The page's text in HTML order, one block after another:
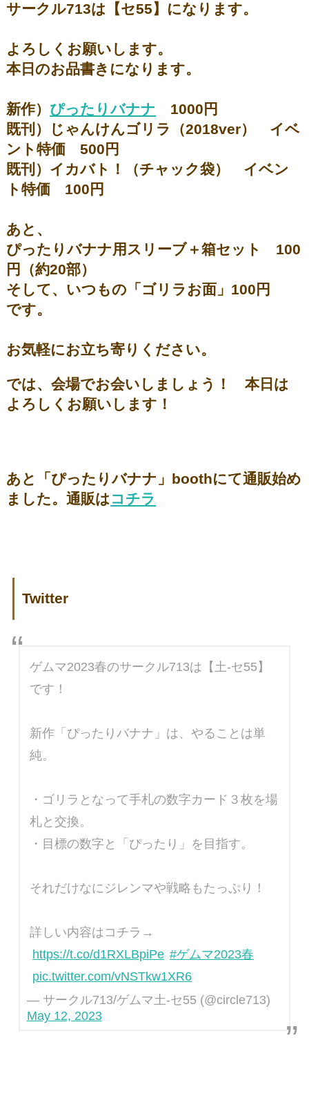
サークル713は【セ55】になります。
よろしくお願いします。
本日のお品書きになります。
新作） ぴったりバナナ 1000円
既刊）じゃんけんゴリラ（2018ver） イベ
ント特価 500円
既刊）イカバト！（チャック袋） イベン
ト特価 100円
あと、
ぴったりバナナ用スリーブ＋箱セット 100
円（約20部）
そして、いつもの「ゴリラお面」100円
です。
お気軽にお立ち寄りください。
では、会場でお会いしましょう！ 本日は
よろしくお願いします！
あと「ぴったりバナナ」boothにて通販始め
ました。通販はコチラ
Twitter
ゲムマ2023春のサークル713は【土-セ55】
です！
新作「ぴったりバナナ」は、やることは単
純。
・ゴリラとなって手札の数字カード３枚を場
札と交換。
・目標の数字と「ぴったり」を目指す。
それだけなにジレンマや戦略もたっぷり！
詳しい内容はコチラ→
https://t.co/d1RXLBpiPe #ゲムマ2023春
pic.twitter.com/vNSTkw1XR6
— サークル713/ゲムマ土-セ55 (@circle713)
May 12, 2023